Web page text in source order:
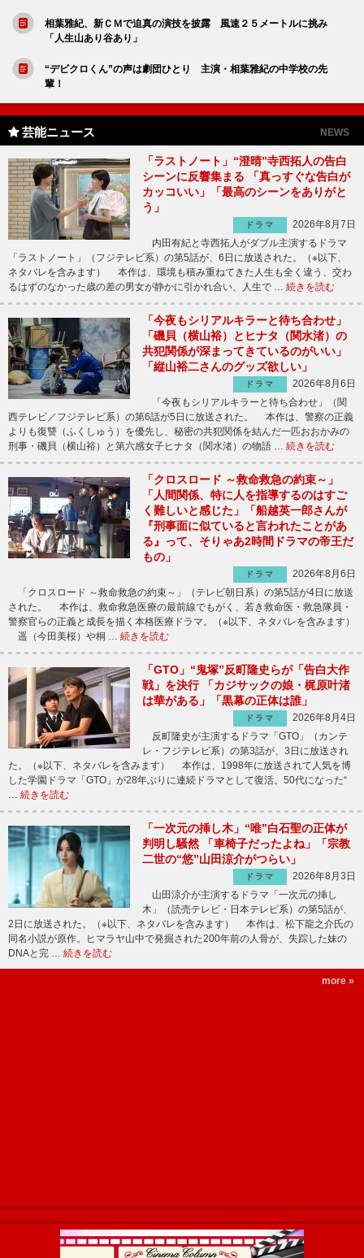
相葉雅紀、新ＣＭで迫真の演技を披露 風速２５メートルに挑み
「人生山あり谷あり」
“デビクロくん”の声は劇団ひとり 主演・相葉雅紀の中学校の先
輩！
芸能ニュース NEWS
「ラストノート」“澄晴”寺西拓人の告白
シーンに反響集まる 「真っすぐな告白が
カッコいい」「最高のシーンをありがと
う」
ドラマ
2026年8月7日
内田有紀と寺西拓人がダブル主演するドラマ
「ラストノート」（フジテレビ系）の第5話が、6日に放送された。（※以下、
ネタバレを含みます） 本作は、環境も積み重ねてきた人生も全く違う、交わ
るはずのなかった歳の差の男女が静かに引かれ合い、人生で … 続きを読む
「今夜もシリアルキラーと待ち合わせ」
「磯貝（横山裕）とヒナタ（関水渚）の
共犯関係が深まってきているのがいい」
「縦山裕二さんのグッズ欲しい」
ドラマ
2026年8月6日
「今夜もシリアルキラーと待ち合わせ」（関
西テレビ／フジテレビ系）の第6話が5日に放送された。 本作は、警察の正義
よりも復讐（ふくしゅう）を優先し、秘密の共犯関係を結んだ一匹おおかみの
刑事・磯貝（横山裕）と第六感女子ヒナタ（関水渚）の物語 … 続きを読む
「クロスロード ～救命救急の約束～」
「人間関係、特に人を指導するのはすご
く難しいと感じた」「船越英一郎さんが
『刑事面に似ていると言われたことがあ
る』って、そりゃあ2時間ドラマの帝王だ
もの」
ドラマ
2026年8月6日
「クロスロード ～救命救急の約束～」（テレビ朝日系）の第5話が4日に放送
された。 本作は、救命救急医療の最前線でもがく、若き救命医・救急隊員・
警察官らの正義と成長を描く本格医療ドラマ。（※以下、ネタバレを含みます）
遥（今田美桜）や桐 … 続きを読む
「GTO」“鬼塚”反町隆史らが「告白大作
戦」を決行 「カジサックの娘・梶原叶渚
は華がある」「黒幕の正体は誰」
ドラマ
2026年8月4日
反町隆史が主演するドラマ「GTO」（カンテ
レ・フジテレビ系）の第3話が、3日に放送され
た。（※以下、ネタバレを含みます） 本作は、1998年に放送されて人気を博
した学園ドラマ「GTO」が28年ぶりに連続ドラマとして復活。50代になった“
… 続きを読む
「一次元の挿し木」“唯”白石聖の正体が
判明し騒然 「車椅子だったよね」「宗教
二世の“悠”山田涼介がつらい」
ドラマ
2026年8月3日
山田涼介が主演するドラマ「一次元の挿し
木」（読売テレビ・日本テレビ系）の第5話が、
2日に放送された。（※以下、ネタバレを含みます） 本作は、松下龍之介氏の
同名小説が原作。ヒマラヤ山中で発掘された200年前の人骨が、失踪した妹の
DNAと完 … 続きを読む
more »